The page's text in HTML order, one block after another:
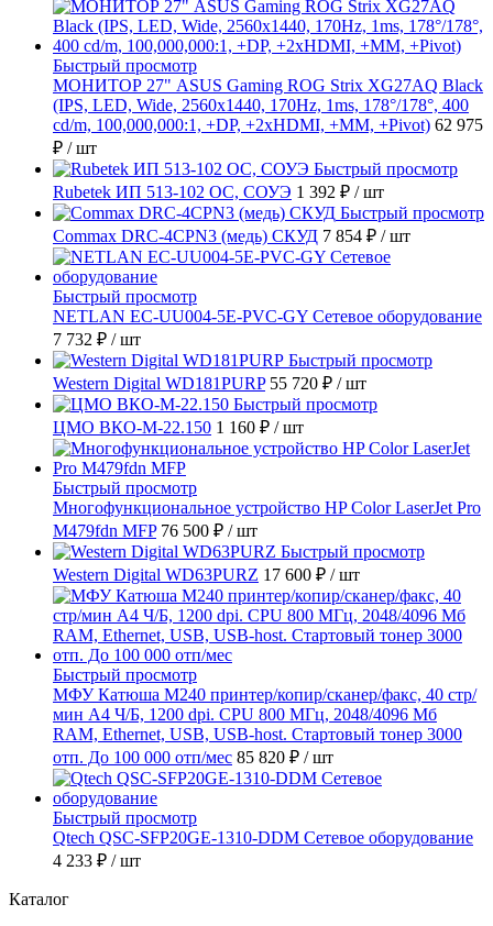
Быстрый просмотр
МОНИТОР 27" ASUS Gaming ROG Strix XG27AQ Black
(IPS, LED, Wide, 2560x1440, 170Hz, 1ms, 178°/178°, 400
cd/m, 100,000,000:1, +DP, +2хHDMI, +MM, +Pivot) 62 975
₽ / шт
Быстрый просмотр
Rubetek ИП 513-102 ОС, СОУЭ 1 392 ₽ / шт
Быстрый просмотр
Commax DRC-4CPN3 (медь) СКУД 7 854 ₽ / шт
Быстрый просмотр
NETLAN EC-UU004-5E-PVC-GY Сетевое оборудование
7 732 ₽ / шт
Быстрый просмотр
Western Digital WD181PURP 55 720 ₽ / шт
Быстрый просмотр
ЦМО ВКО-М-22.150 1 160 ₽ / шт
Быстрый просмотр
Многофункциональное устройство HP Color LaserJet Pro
M479fdn MFP 76 500 ₽ / шт
Быстрый просмотр
Western Digital WD63PURZ 17 600 ₽ / шт
Быстрый просмотр
МФУ Катюша M240 принтер/копир/сканер/факс, 40 стр/
мин А4 Ч/Б, 1200 dpi. CPU 800 МГц, 2048/4096 Мб
RAM, Ethernet, USB, USB-host. Стартовый тонер 3000
отп. До 100 000 отп/мес 85 820 ₽ / шт
Быстрый просмотр
Qtech QSC-SFP20GE-1310-DDM Сетевое оборудование
4 233 ₽ / шт
Каталог